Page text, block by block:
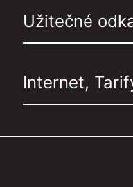
Užitečné
Internet,